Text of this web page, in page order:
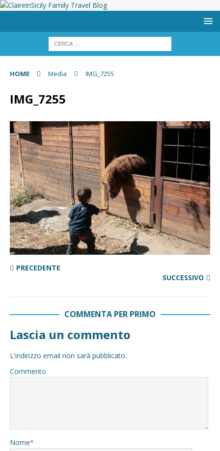
HOME Media IMG_7255
IMG_7255
PRECEDENTE
SUCCESSIVO
COMMENTA PER PRIMO
Lascia un commento
L'indirizzo email non sarà pubblicato.
Commento
Nome*